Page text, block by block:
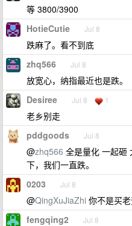
等 3800/3900
HotieCutie Jul 8
跌麻了。看不到底
zhq566 Jul 8
放宽心，纳指最近也是跌。
Desiree Jul 8 1
老乡别走
pddgoods Jul 8
@zhq566 全是量化 一起砸
下，我们一直跌。
0203 Jul 8
@QingXuJiaZhi 你不是买
fengqing2 Jul 8